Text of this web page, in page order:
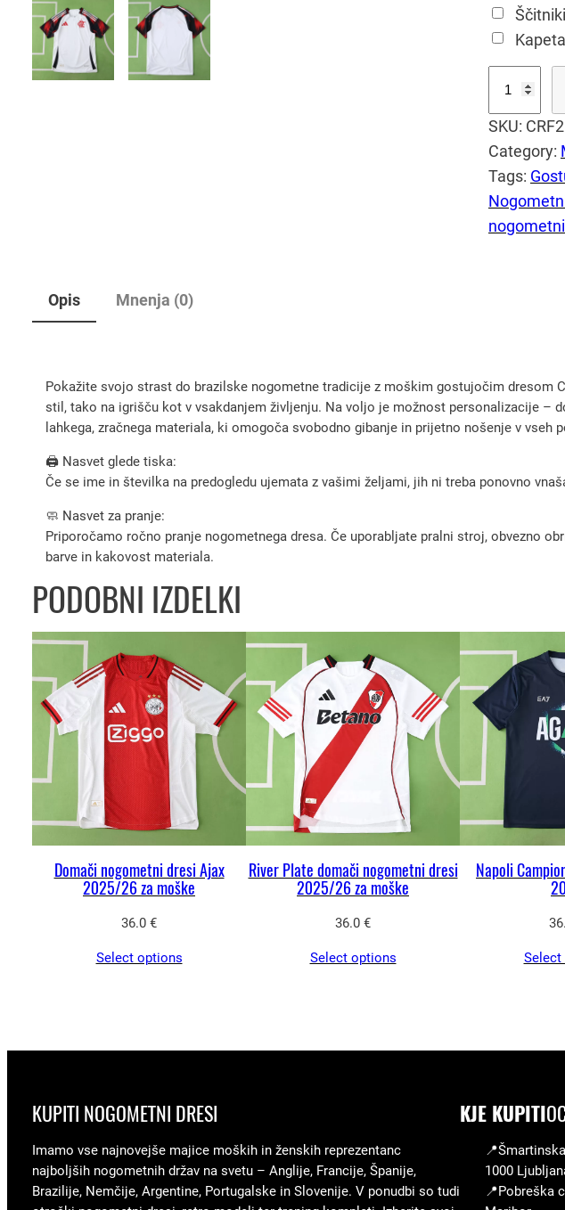
š
k
i
n
o
i
d
e
a
m
n
o
s
t
0
/
2
6
k
SKU:
Category:
Tags:
Opis Mnenja (0)
Pokažite svojo strast do brazilske nogometne tradicije z moškim gostujočim dresom
stil, tako na igrišču kot v vsakdanjem življenju. Na voljo je možnost personalizacije –
lahkega, zračnega materiala, ki omogoča svobodno gibanje in prijetno nošenje v
🖨️ Nasvet glede tiska:
Če se ime in številka na predogledu ujemata z vašimi željami, jih ni treba ponovno
🧼 Nasvet za pranje:
Priporočamo ročno pranje nogometnega dresa. Če uporabljate pralni stroj, obvezno
barve in kakovost materiala.
PODOBNI IZDELKI
Domači nogometni dresi Ajax
2025/26 za moške
36.0 €
Select options
River Plate domači nogometni dresi
2025/26 za moške
36.0 €
Select options
Napoli
KUPITI NOGOMETNI DRESI
Imamo vse najnovejše majice moških in ženskih reprezentanc
najboljših nogometnih držav na svetu – Anglije, Francije, Španije,
Brazilije, Nemčije, Argentine, Portugalske in Slovenije. V ponudbi so tudi
KJE KUPITI
1000
📍Pobreška